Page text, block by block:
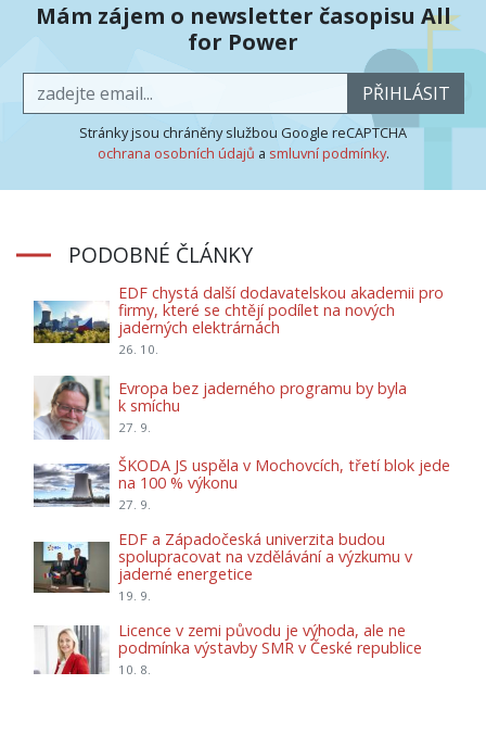
Mám zájem o newsletter časopisu All
for Power
PŘIHLÁSIT
Stránky jsou chráněny službou Google reCAPTCHA
ochrana osobních údajů a smluvní podmínky.
PODOBNÉ ČLÁNKY
EDF chystá další dodavatelskou akademii pro
firmy, které se chtějí podílet na nových
jaderných elektrárnách
26. 10.
Evropa bez jaderného programu by byla
k smíchu
27. 9.
ŠKODA JS uspěla v Mochovcích, třetí blok jede
na 100 % výkonu
27. 9.
EDF a Západočeská univerzita budou
spolupracovat na vzdělávání a výzkumu v
jaderné energetice
19. 9.
Licence v zemi původu je výhoda, ale ne
podmínka výstavby SMR v České republice
10. 8.